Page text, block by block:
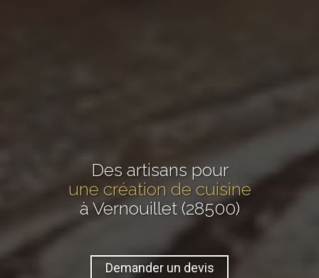
Des artisans pour
une création de cuisine
à Vernouillet (28500)
Demander un devis